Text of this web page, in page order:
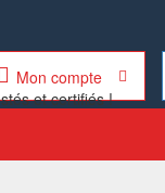
Mon compte